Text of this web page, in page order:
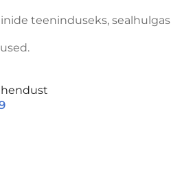
teeninduseks, sealhulgas